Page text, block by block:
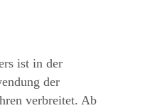
ist in der
der
verbreitet. Ab